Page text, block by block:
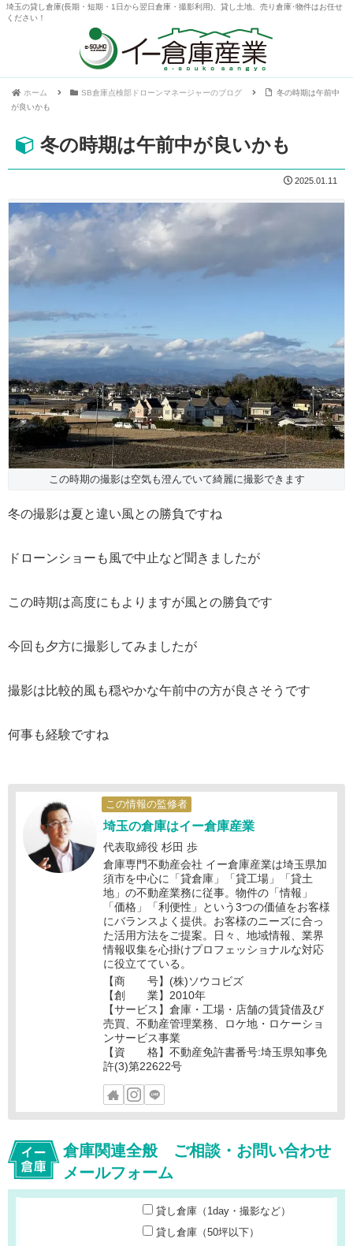
埼玉の貸し倉庫(長期・短期・1日から翌日倉庫・撮影利用)、貸し土地、売り倉庫･物件はお任せ
ください！
ホーム SB倉庫点検部ドローンマネージャーのブログ
冬の時期は午前中
が良いかも
冬の時期は午前中が良いかも
2025.01.11
この時期の撮影は空気も澄んでいて綺麗に撮影できます
冬の撮影は夏と違い風との勝負ですね
ドローンショーも風で中止など聞きましたが
この時期は高度にもよりますが風との勝負です
今回も夕方に撮影してみましたが
撮影は比較的風も穏やかな午前中の方が良さそうです
何事も経験ですね
この情報の監修者
埼玉の倉庫はイー倉庫産業
代表取締役 杉田 歩
倉庫専門不動産会社 イー倉庫産業は埼玉県加
須市を中心に「貸倉庫」「貸工場」「貸土
地」の不動産業務に従事。物件の「情報」
「価格」「利便性」という3つの価値をお客様
にバランスよく提供。お客様のニーズに合っ
た活用方法をご提案。日々、地域情報、業界
情報収集を心掛けプロフェッショナルな対応
に役立てている。
【商 号】(株)ソウコビズ
【創 業】2010年
【サービス】倉庫・工場・店舗の賃貸借及び
売買、不動産管理業務、ロケ地・ロケーショ
ンサービス事業
【資 格】不動産免許書番号:埼玉県知事免
許(3)第22622号
倉庫関連全般 ご相談・お問い合わせ
メールフォーム
貸し倉庫（1day・撮影など）
貸し倉庫（50坪以下）